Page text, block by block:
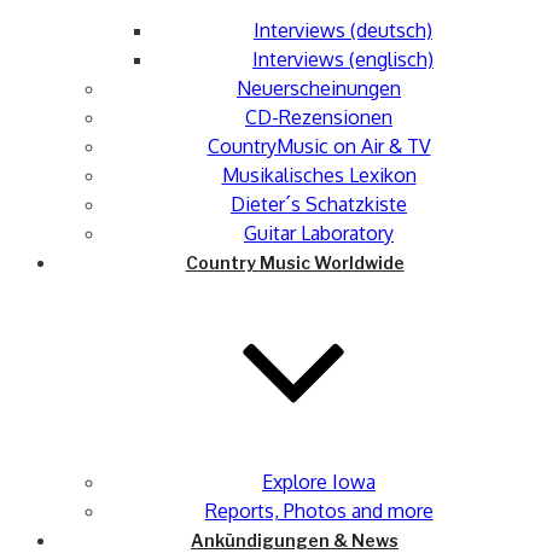
Interviews (deutsch)
Interviews (englisch)
Neuerscheinungen
CD-Rezensionen
CountryMusic on Air & TV
Musikalisches Lexikon
Dieter´s Schatzkiste
Guitar Laboratory
Country Music Worldwide
Explore Iowa
Reports, Photos and more
Ankündigungen & News